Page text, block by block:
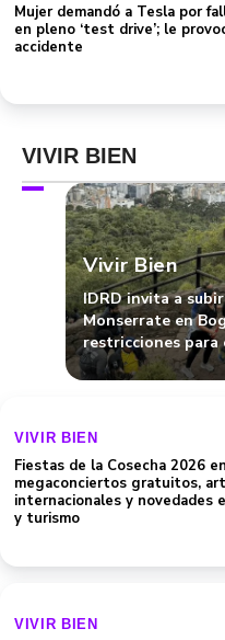
Mujer demandó a Tesla por
en pleno ‘test drive’; le
accidente
VIVIR BIEN
Vivir Bien
IDRD invita a
Monserrate en
restricciones para
VIVIR BIEN
Fiestas de la Cosecha 2026
megaconciertos gratuitos,
internacionales y novedades
y turismo
VIVIR BIEN